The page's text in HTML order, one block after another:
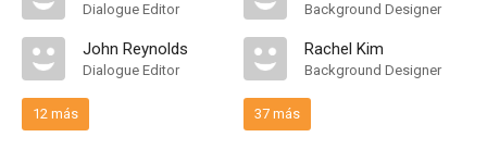
Dialogue Editor
John Reynolds
Dialogue Editor
12 más
Background Designer
Rachel Kim
Background Designer
37 más